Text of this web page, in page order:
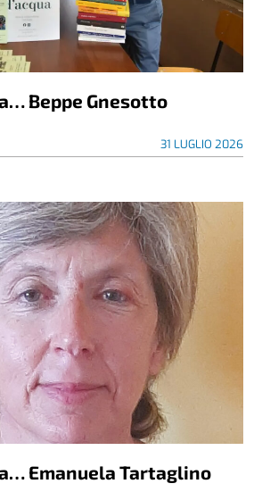
Beppe Gnesotto
31 LUGLIO 2026
Emanuela Tartaglino